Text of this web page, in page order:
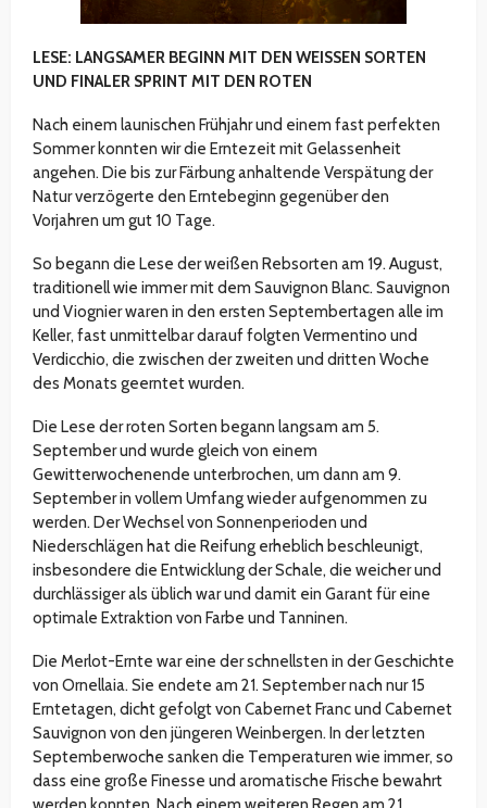
LESE: LANGSAMER BEGINN MIT DEN WEISSEN SORTEN
UND FINALER SPRINT MIT DEN ROTEN
Nach einem launischen Frühjahr und einem fast perfekten
Sommer konnten wir die Erntezeit mit Gelassenheit
angehen. Die bis zur Färbung anhaltende Verspätung der
Natur verzögerte den Erntebeginn gegenüber den
Vorjahren um gut 10 Tage.
So begann die Lese der weißen Rebsorten am 19. August,
traditionell wie immer mit dem Sauvignon Blanc. Sauvignon
und Viognier waren in den ersten Septembertagen alle im
Keller, fast unmittelbar darauf folgten Vermentino und
Verdicchio, die zwischen der zweiten und dritten Woche
des Monats geerntet wurden.
Die Lese der roten Sorten begann langsam am 5.
September und wurde gleich von einem
Gewitterwochenende unterbrochen, um dann am 9.
September in vollem Umfang wieder aufgenommen zu
werden. Der Wechsel von Sonnenperioden und
Niederschlägen hat die Reifung erheblich beschleunigt,
insbesondere die Entwicklung der Schale, die weicher und
durchlässiger als üblich war und damit ein Garant für eine
optimale Extraktion von Farbe und Tanninen.
Die Merlot-Ernte war eine der schnellsten in der Geschichte
von Ornellaia. Sie endete am 21. September nach nur 15
Erntetagen, dicht gefolgt von Cabernet Franc und Cabernet
Sauvignon von den jüngeren Weinbergen. In der letzten
Septemberwoche sanken die Temperaturen wie immer, so
dass eine große Finesse und aromatische Frische bewahrt